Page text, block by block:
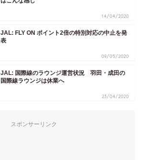
14/04/2020
JAL: FLY ON ポイント2倍の特別対応の中止を発
表
09/05/2020
JAL: 国際線のラウンジ運営状況 羽田・成田の
国際線ラウンジは休業へ
23/04/2020
スポンサーリンク